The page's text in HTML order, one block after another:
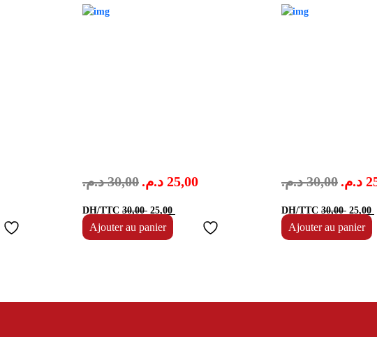
30,00 د.م. 25,00 د.م.
DH/TTC 30,00 Le
prix
initial
25,00
Ajouter au panier
30,00 د.م. د.م.
DH/TTC 30,00 Le
prix
initial
25,00
Ajouter au panier